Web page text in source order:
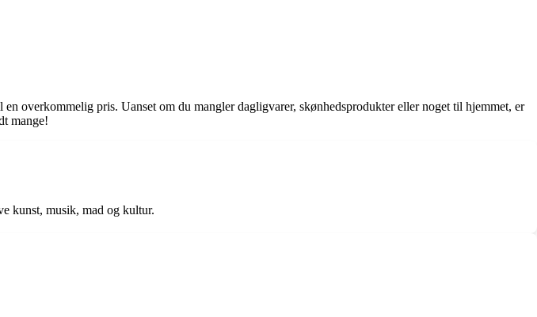
overkommelig pris. Uanset om du mangler dagligvarer, skønhedsprodukter eller noget til hjemmet, er
mange!
kunst, musik, mad og kultur.